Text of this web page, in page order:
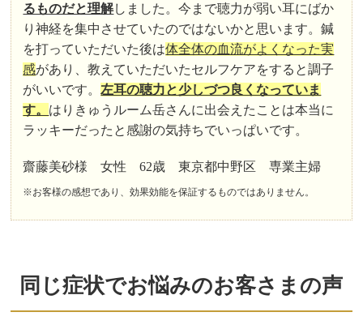
るものだと理解しました。今まで聴力が弱い耳にばか
り神経を集中させていたのではないかと思います。鍼
を打っていただいた後は体全体の血流がよくなった実
感があり、教えていただいたセルフケアをすると調子
がいいです。左耳の聴力と少しづつ良くなっていま
す。 はりきゅうルーム岳さんに出会えたことは本当に
ラッキーだったと感謝の気持ちでいっぱいです。
齋藤美砂様 女性 62歳 東京都中野区 専業主婦
※お客様の感想であり、効果効能を保証するものではありません。
同じ症状でお悩みのお客さまの声